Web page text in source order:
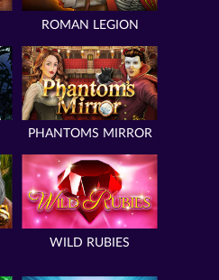
ROMAN LEGION
PHANTOMS MIRROR
WILD RUBIES